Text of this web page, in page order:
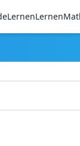
LernenLernen